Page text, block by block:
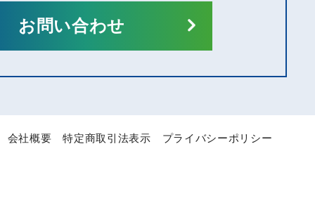
お問い合わせ
会社概要 特定商取引法表示 プライバシーポリシー